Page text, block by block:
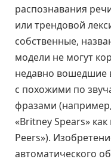
распознавания
или трендовой
собственные,
модели не могут
недавно вошедшие
с похожими по
фразами
«Britney Spears»
Peers»).
автоматического